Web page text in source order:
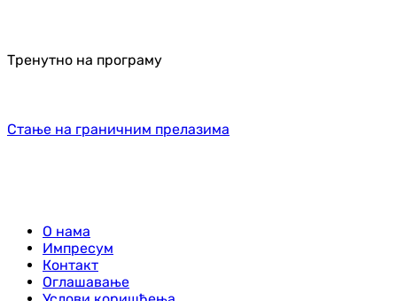
Тренутно на програму
Стање на граничним прелазима
О нама
Импресум
Контакт
Оглашавање